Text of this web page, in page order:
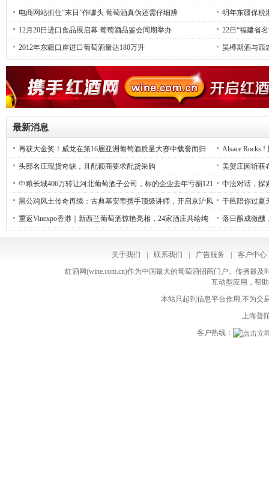
电商网站抓住“末日”作噱头 葡萄酒真伪还需仔细辨 明年东疆保税
12月20日进口食品展启幕 葡萄酒品鉴会同期举办 22日“福建省
2012年东疆口岸进口葡萄酒量达180万升 昊樽期酒与西
最新消息
再获大金奖！威龙在第16届亚洲葡萄酒质量大赛中载誉而归
Alsace Rocks
圆满收官
头部名庄现货奇缺，且配额商要求配货采购 美贺庄园斩获
中粮长城406万转让河北葡萄酒子公司，标的企业去年亏损121
万元
中法对话，探
生”论坛圆满
黑公鸡风土传奇再续：古典基安蒂携手顶级讲师，开启京沪风
土新篇章
干邑陪你过夏
重返Vinexpo香港｜新西兰葡萄酒惊艳亮相，24家酒庄共绘纯
落日酿成微醺
关于我们 联系我们 广告服务
客户中心
红酒网(wine.com.cn)作为中国最大的葡萄酒招商门户。传播最
互动型应用，帮
本站只起到信息平台作用,不为交
上海普
客户热线：